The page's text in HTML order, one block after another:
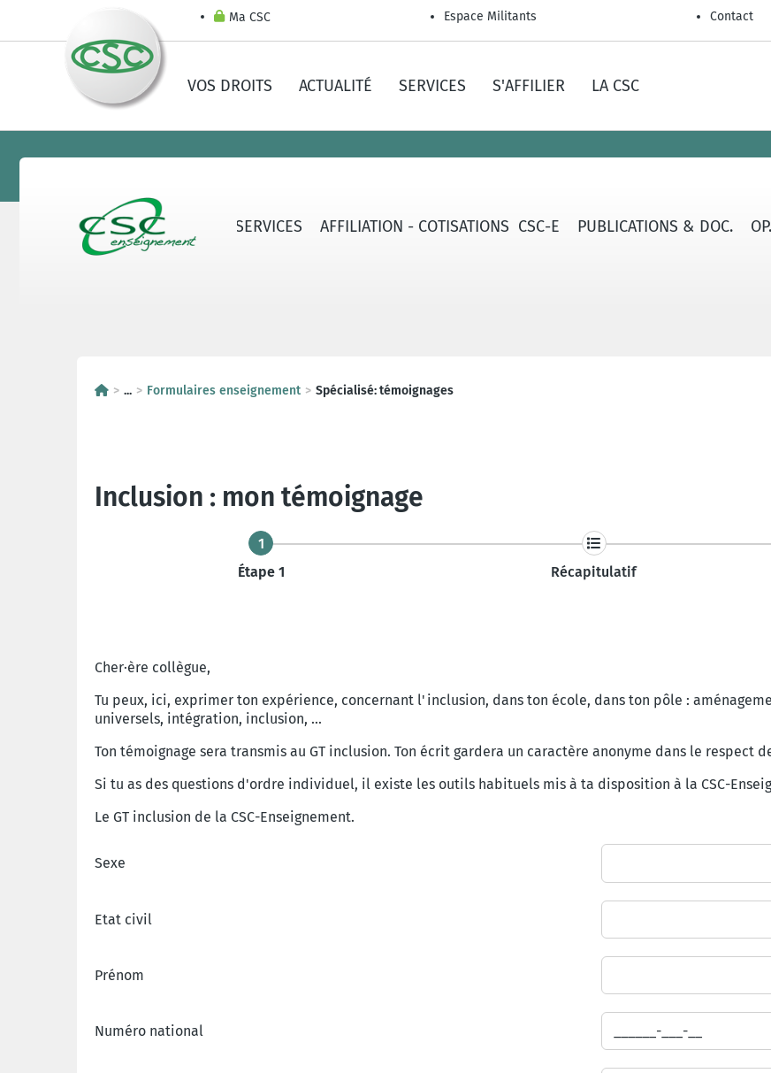
Ma CSC Espace Militants Contact
VOS DROITS ACTUALITÉ SERVICES S'AFFILIER LA CSC
LA CSC-E CONTACTS & SERVICES AFFILIATION - COTISATIONS CSC-E PUBLICATIONS & DOC.
... Formulaires enseignement Spécialisé: témoignages
Inclusion : mon témoignage
1
Étape 1
Récapitulatif
Cher·ère collègue,
Tu peux, ici, exprimer ton expérience, concernant l'inclusion, dans ton école, dans ton pôle :
universels, intégration, inclusion, ...
Ton témoignage sera transmis au GT inclusion. Ton écrit gardera un caractère anonyme dans le respect
Si tu as des questions d'ordre individuel, il existe les outils habituels mis à ta disposition à la CSC-
Le GT inclusion de la CSC-Enseignement.
Sexe
Etat civil
Prénom
Numéro national